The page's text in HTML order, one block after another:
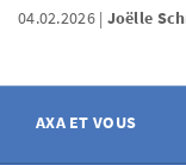
04.02.2026 Joëlle
AXA ET VOUS